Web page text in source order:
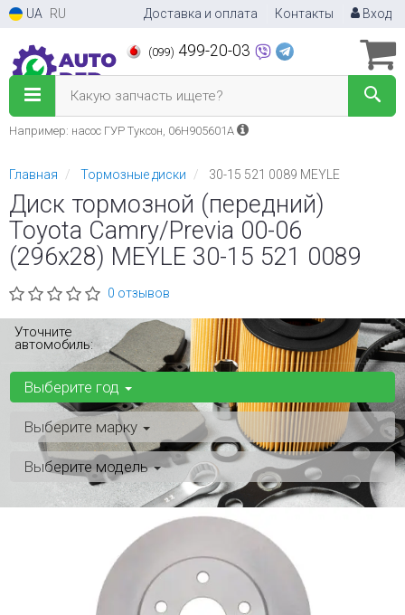
UA RU Доставка и оплата Контакты Вход
(099) 499-20-03
Какую запчасть ищете?
Например: насос ГУР Туксон, 06H905601A
Главная Тормозные диски 30-15 521 0089 MEYLE
Диск тормозной (передний)
Toyota Camry/Previa 00-06
(296x28) MEYLE 30-15 521 0089
0 отзывов
Уточните
автомобиль:
Выберите год
Выберите марку
Выберите модель